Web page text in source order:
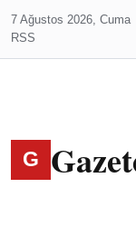
7 Ağustos 2026, Cuma
RSS
G